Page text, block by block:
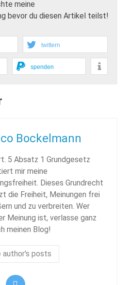
meine
bevor du diesen Artikel teilst!
twittern
spenden
Bockelmann
5 Absatz 1 Grundgesetz
mir meine
Dieses Grundrecht
die Freiheit, Meinungen frei
und zu verbreiten. Wer
Meinung ist, verlasse ganz
meinen Blog!
author's posts